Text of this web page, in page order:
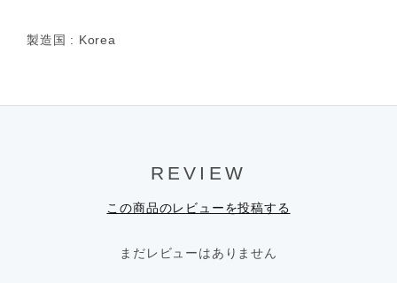
製造国 : Korea
REVIEW
この商品のレビューを投稿する
まだレビューはありません